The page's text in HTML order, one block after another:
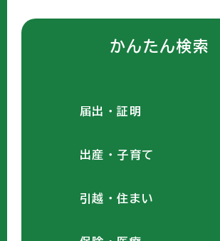
かんたん検索
届出・証明
出産・子育て
引越・住まい